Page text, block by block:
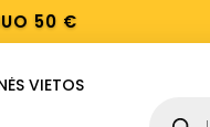
50 €
VIETOS
search